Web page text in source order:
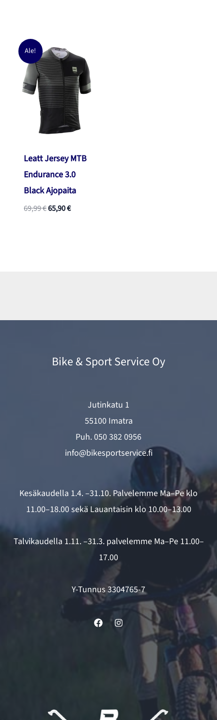
Ale!
Leatt Jersey MTB
Endurance 3.0
Black Ajopaita
69,99€Alkuperäinen
65,90€Nykyinen
Bike & Sport Service Oy
Jutinkatu 1
55100 Imatra
Puh.050 382 0956
info@bikesportservice.fi
Kesäkaudella 1.4. –31.10. Palvelemme Ma–Pe klo
11.00–18.00 sekä Lauantaisin klo 10.00–13.00
Talvikaudella 1.11. –31.3. palvelemme Ma–Pe 11.00–
17.00
Y-Tunnus 3304765-7